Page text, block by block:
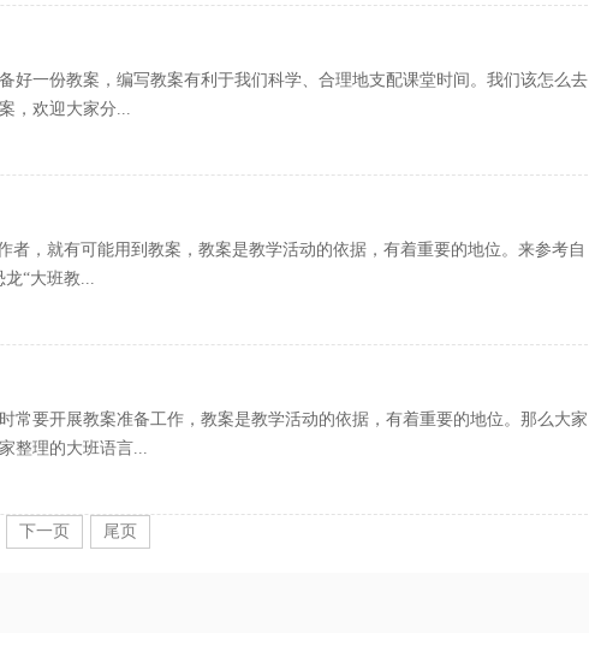
好一份教案，编写教案有利于我们科学、合理地支配课堂时间。我们该怎么去
，欢迎大家分...
者，就有可能用到教案，教案是教学活动的依据，有着重要的地位。来参考自
“大班教...
常要开展教案准备工作，教案是教学活动的依据，有着重要的地位。那么大家
整理的大班语言...
下一页 尾页